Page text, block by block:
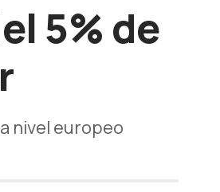
5% de
nivel europeo